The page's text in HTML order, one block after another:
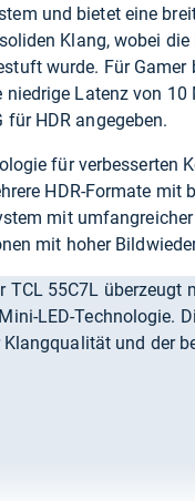
und bietet eine
Klang, wobei
wurde. Für
niedrige Latenz von
für HDR angegeben.
für verbesserten
HDR-Formate mit
mit umfangreicher
mit hoher
TCL 55C7L
LED-Technologie.
und der